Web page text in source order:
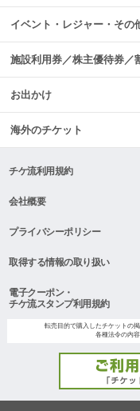
イベント・レジャー・その
施設利用券／株主優待券／
お出かけ
海外のチケット
チケ流利用規約
会社概要
プライバシーポリシー
取得する情報の取り扱い
電子クーポン・
チケ流スタンプ利用規約
転売目的で購入したチケットの
各種法令の内